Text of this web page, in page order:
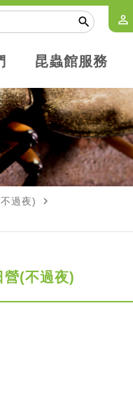
 perm_identity
昆蟲館服務
過夜) navigate_next
(不過夜)